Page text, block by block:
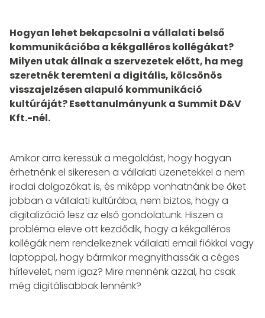
Hogyan lehet bekapcsolni a vállalati belső
kommunikációba a kékgalléros kollégákat?
Milyen utak állnak a szervezetek előtt, ha meg
szeretnék teremteni a digitális, kölcsönös
visszajelzésen alapuló kommunikáció
kultúráját? Esettanulmányunk a Summit D&V
Kft.-nél.
Amikor arra keressük a megoldást, hogy hogyan
érhetnénk el sikeresen a vállalati üzenetekkel a nem
irodai dolgozókat is, és miképp vonhatnánk be őket
jobban a vállalati kultúrába, nem biztos, hogy a
digitalizáció lesz az első gondolatunk. Hiszen a
probléma eleve ott kezdődik, hogy a kékgalléros
kollégák nem rendelkeznek vállalati email fiókkal vagy
laptoppal, hogy bármikor megnyithassák a céges
hírlevelet, nem igaz? Mire mennénk azzal, ha csak
még digitálisabbak lennénk?